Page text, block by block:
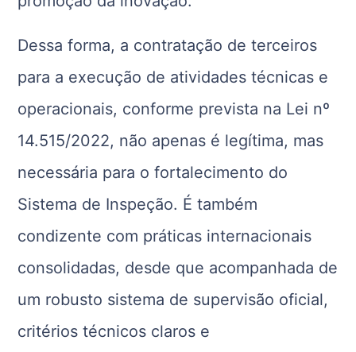
Dessa forma, a contratação de terceiros
para a execução de atividades técnicas e
operacionais, conforme prevista na Lei nº
14.515/2022, não apenas é legítima, mas
necessária para o fortalecimento do
Sistema de Inspeção. É também
condizente com práticas internacionais
consolidadas, desde que acompanhada de
um robusto sistema de supervisão oficial,
critérios técnicos claros e